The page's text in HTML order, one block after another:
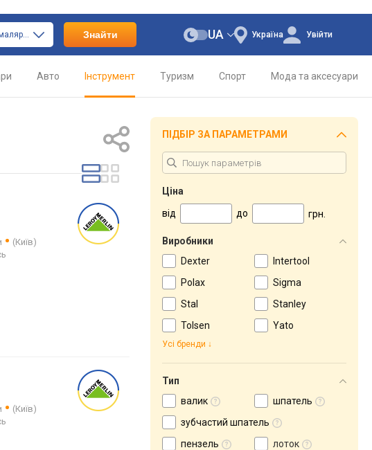
тільки шпателі й малярний інструмент Знайти Україна
UA Увійти
Авто Інструмент Туризм Спорт Мода та аксесуари
(Київ)
(Київ)
ПІДБІР ЗА ПАРАМЕТРАМИ
Ціна
від
до грн.
Виробники
Dexter
Intertool
Polax
Sigma
Stal
Stanley
Tolsen
Yato
Усі бренди
Тип
валик
шпатель
зубчастий шпатель
пензель
лоток